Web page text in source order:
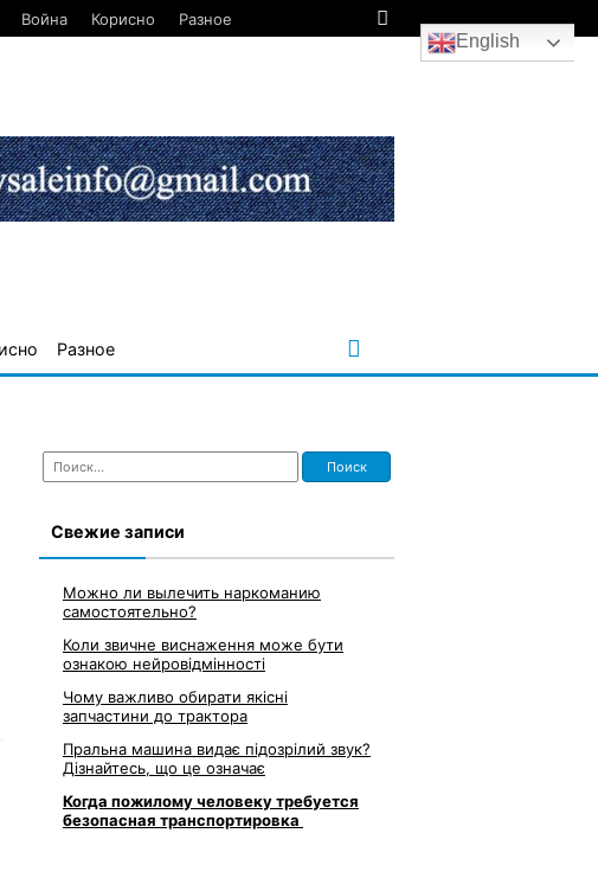
Война Корисно Разное
Разное
Найти:
Свежие записи
Можно ли вылечить наркоманию
самостоятельно?
Коли звичне виснаження може бути
ознакою нейровідмінності
Чому важливо обирати якісні
запчастини до трактора
Пральна машина видає підозрілий звук?
Дізнайтесь, що це означає
Когда пожилому человеку требуется
безопасная транспортировка
English